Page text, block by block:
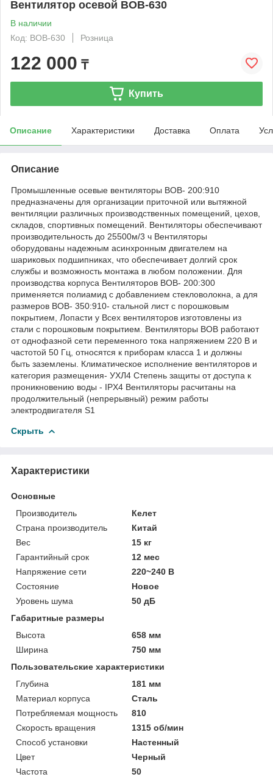
Вентилятор осевой ВОВ-630
В наличии
Код: ВОВ-630
Розница
122 000 ₸
Купить
Описание Характеристики Доставка Оплата
Описание
Промышленные осевые вентиляторы ВОВ- 200:910
предназначены для организации приточной или вытяжной
вентиляции различных производственных помещений, цехов,
складов, спортивных помещений. Вентиляторы обеспечивают
производительность до 25500м/3 ч Вентиляторы
оборудованы надежным асинхронным двигателем на
шариковых подшипниках, что обеспечивает долгий срок
службы и возможность монтажа в любом положении. Для
производства корпуса Вентиляторов ВОВ- 200:300
применяется полиамид с добавлением стекловолокна, а для
размеров ВОВ- 350:910- стальной лист с порошковым
покрытием, Лопасти у Всех вентиляторов изготовлены из
стали с порошковым покрытием. Вентиляторы ВОВ работают
от однофазной сети переменного тока напряжением 220 В и
частотой 50 Гц, относятся к приборам класса 1 и должны
быть заземлены. Климатическое исполнение вентиляторов и
категория размещения- УХЛ4 Степень защиты от доступа к
проникновению воды - IPX4 Вентиляторы расчитаны на
продолжительный (непрерывный) режим работы
электродвигателя S1
Скрыть
Характеристики
Основные
Производитель
Келет
Страна производитель
Китай
Вес
15 кг
Гарантийный срок
12 мес
Напряжение сети
220~240 В
Состояние
Новое
Уровень шума
50 дБ
Габаритные размеры
Высота
658 мм
Ширина
750 мм
Пользовательские характеристики
Глубина
181 мм
Материал корпуса
Сталь
Потребляемая мощность
810
Скорость вращения
1315 об/мин
Способ установки
Настенный
Цвет
Черный
Частота
50